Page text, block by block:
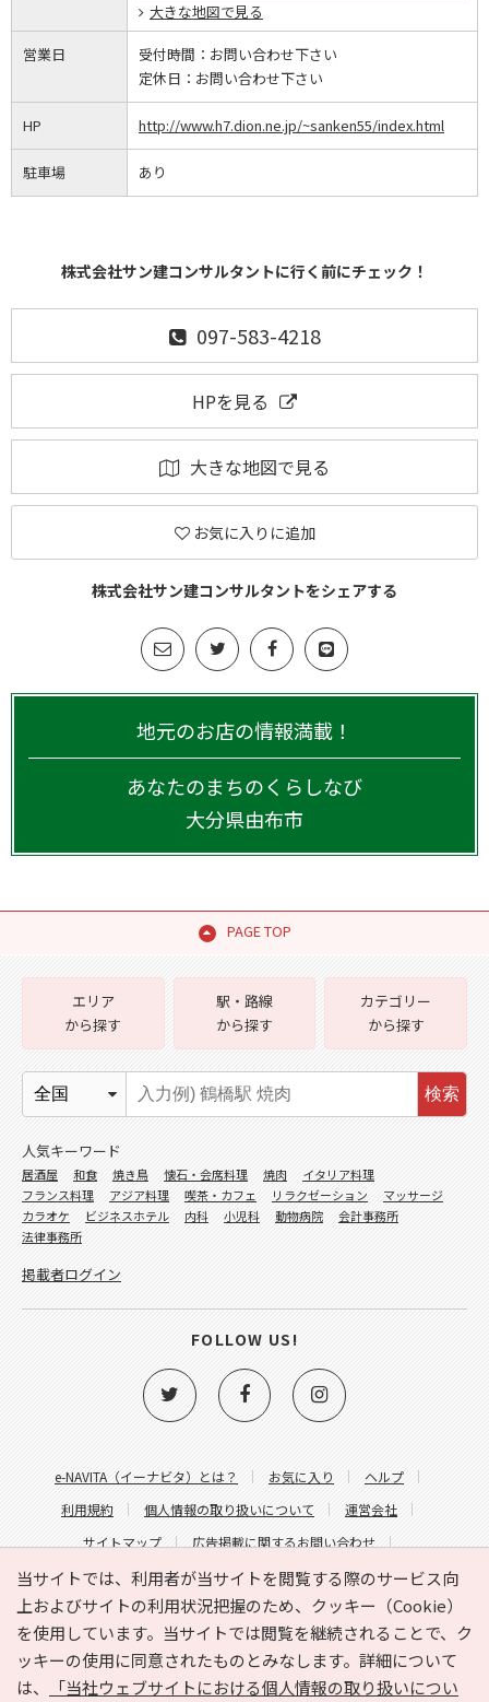
大きな地図で見る
営業日 受付時間： お問い合わせ下さい
定休日： お問い合わせ下さい
HP http://www.h7.dion.ne.jp/~sanken55/index.html
駐車場 あり
株式会社サン建コンサルタントに行く前にチェック！
097-583-4218
HPを見る
大きな地図で見る
お気に入りに追加
株式会社サン建コンサルタントをシェアする
地元のお店の情報満載！
あなたのまちのくらしなび
大分県由布市
PAGE TOP
当サイトでは、利用者が当サイトを閲覧する際のサービス向
上およびサイトの利用状況把握のため、クッキー（Cookie）
を使用しています。当サイトでは閲覧を継続されることで、ク
ッキーの使用に同意されたものとみなします。詳細について
は、
「当社ウェブサイトにおける個人情報の取り扱いについ
e-NAVITA（イーナビタ）とは？ お気に入り
ヘルプ
利用規約
個人情報の取り扱いについて
運営会社
サイトマップ
広告掲載に関するお問い合わせ
サイトの内容に関するお問い合わせ
エリア
から探す
駅・路線
から探す
カテゴリー
から探す
検索
人気キーワード
居酒屋 和食 焼き鳥 懐石・会席料理 焼肉
イタリア料理
フランス料理
アジア料理 喫茶・カフェ リラクゼーション
マッサージ
カラオケ
ビジネスホテル 内科 小児科 動物病院
会計事務所
法律事務所
掲載者ログイン
FOLLOW US!